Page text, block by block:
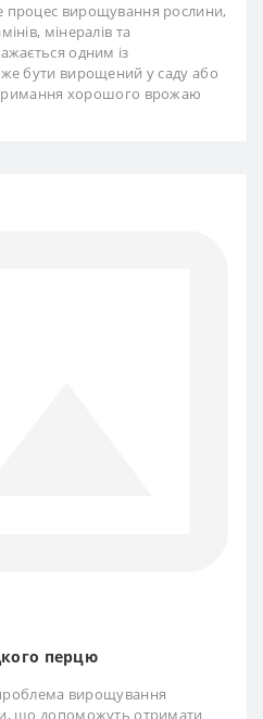
вирощування рослини,
мінералів та
одним із
бути вирощений у саду або
хорошого врожаю
перцю
проблема вирощування
що допоможуть отримати